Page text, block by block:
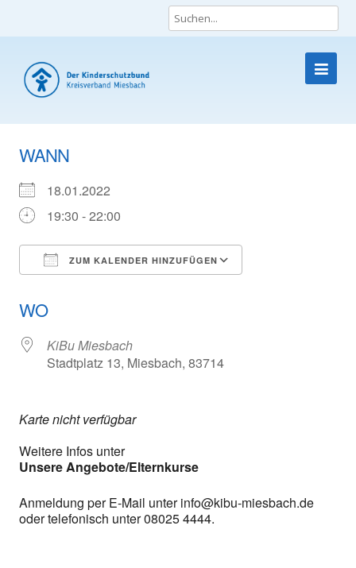
Skip
content
WANN
18.01.2022
19:30 - 22:00
ZUM KALENDER HINZUFÜGEN
WO
KiBu Miesbach
Stadtplatz 13, Miesbach, 83714
Karte nicht verfügbar
Weitere Infos unter
Unsere Angebote/Elternkurse
Anmeldung per E-Mail unter info@kibu-miesbach.de
oder telefonisch unter 08025 4444.